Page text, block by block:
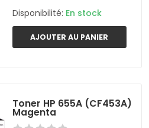
Disponibilité: En stock
AJOUTER AU PANIER
Toner HP 655A (CF453A)
Magenta